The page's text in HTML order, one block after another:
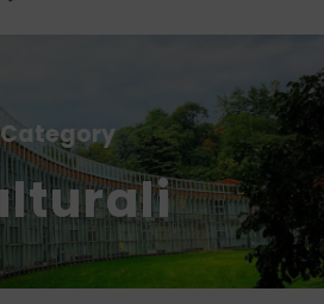
Category